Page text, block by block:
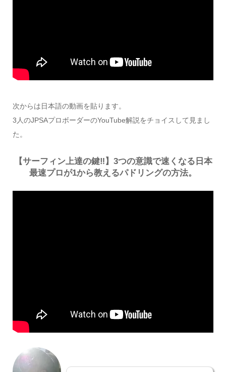
次からは日本語の動画を貼ります。
3人のJPSAプロボーダーのYouTube解説をチョイスして見まし
た。
【サーフィン上達の鍵‼︎】3つの意識で速くなる日本
最速プロが1から教えるパドリングの方法。